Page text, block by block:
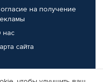
на получение
нас
сайта